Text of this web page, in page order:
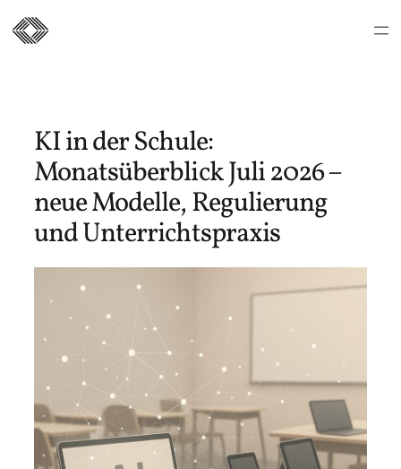
KI in der Schule:
Monatsüberblick Juli 2026 –
neue Modelle, Regulierung
und Unterrichtspraxis